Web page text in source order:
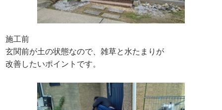
施工前
玄関前が土の状態なので、雑草と水たまりが
改善したいポイントです。